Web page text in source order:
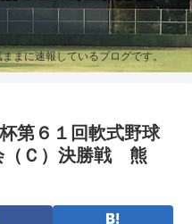
まに速報しているブログです。
第６１回軟式野球
Ｃ）決勝戦 熊